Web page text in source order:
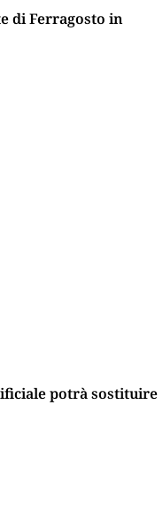
di Ferragosto in
potrà sostituire